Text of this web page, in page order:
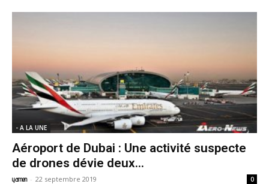
- A LA UNE
Aéroport de Dubai : Une activité suspecte
de drones dévie deux...
yamen - 22 septembre 2019 0